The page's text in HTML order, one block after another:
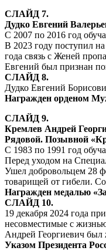
СЛАЙД 7.
Дудко Евгений
С 2007 по 2016 год
В 2023 году поступил
года связь с Женей
Евгений был признан
СЛАЙД 8.
Дудко Евгений
Награжден орденом
СЛАЙД 9.
Кремлев Андрей
Рядовой. Позывной
С 1983 по 1991 год
Перед уходом на
Ушел добровольцем 28
товарищей от гибели.
Награжден медалью
СЛАЙД 10.
19 декабря 2024 года
несовместимые с
Андрей Георгиевич был
Указом Президента